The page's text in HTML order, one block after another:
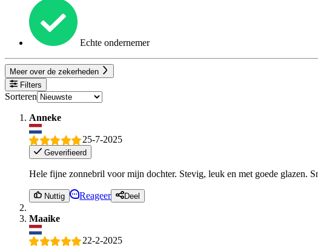
Echte ondernemer
Meer over de zekerheden
Filters
Sorteren
Anneke
25-7-2025
Geverifieerd
Hele fijne zonnebril voor mijn dochter. Stevig, leuk en met goede glazen.
Nuttig Reageer Deel
Maaike
22-2-2025